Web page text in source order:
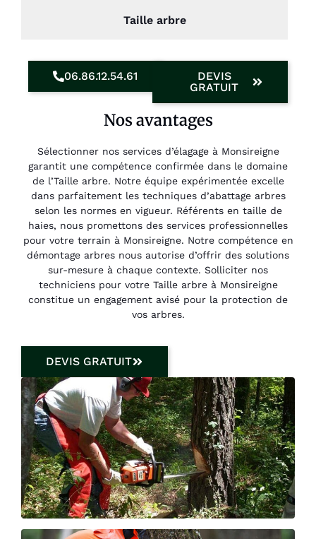
Taille arbre
06.86.12.54.61
DEVIS
GRATUIT
Nos avantages
Sélectionner nos services d’élagage à Monsireigne
garantit une compétence confirmée dans le domaine
de l’Taille arbre. Notre équipe expérimentée excelle
dans parfaitement les techniques d’abattage arbres
selon les normes en vigueur. Référents en taille de
haies, nous promettons des services professionnelles
pour votre terrain à Monsireigne. Notre compétence en
démontage arbres nous autorise d’offrir des solutions
sur-mesure à chaque contexte. Solliciter nos
techniciens pour votre Taille arbre à Monsireigne
constitue un engagement avisé pour la protection de
vos arbres.
DEVIS GRATUIT